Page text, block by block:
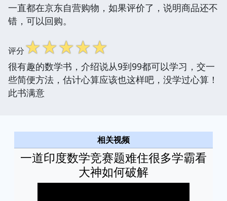
一直都在京东自营购物，如果评价了，说明商品还不
错，可以回购。
评分☆☆☆☆☆
很有趣的数学书，介绍说从9到99都可以学习，交一
些简便方法，估计心算应该也这样吧，没学过心算！
此书满意
相关视频
一道印度数学竞赛题难住很多学霸看
大神如何破解